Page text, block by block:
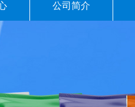
公司简介